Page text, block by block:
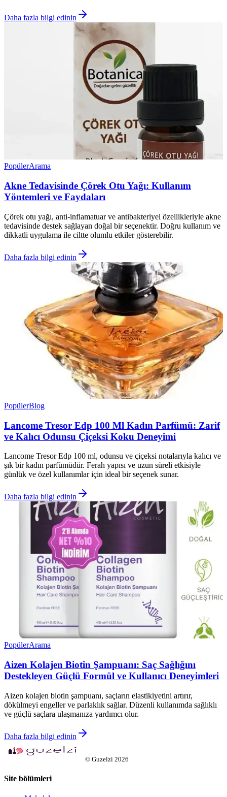
Daha fazla bilgi edinin
PopülerArama
Akne Tedavisinde Çörek Otu Yağı: Kullanım
Yöntemleri ve Faydaları
Çörek otu yağı, anti-inflamatuar ve antibakteriyel özellikleriyle akne
tedavisinde destek sağlayan doğal bir seçenektir. Doğru kullanım ve
dikkatli uygulama ile ciltte olumlu etkiler gösterebilir.
Daha fazla bilgi edinin
PopülerBlog
Lancome Tresor Edp 100 Ml Kadın Parfümü: Zarif
ve Kalıcı Odunsu Çiçeksi Koku Deneyimi
Lancome Tresor Edp 100 ml, odunsu ve çiçeksi notalarıyla kalıcı ve
şık bir kadın parfümüdür. Ferah yapısı ve uzun süreli etkisiyle
günlük ve özel kullanımlar için ideal bir seçenek sunar.
Daha fazla bilgi edinin
PopülerArama
Aizen Kolajen Biotin Şampuanı: Saç Sağlığını
Destekleyen Güçlü Formül ve Kullanıcı Deneyimleri
Aizen kolajen biotin şampuanı, saçların elastikiyetini artırır,
dökülmeyi engeller ve parlaklık sağlar. Düzenli kullanımda sağlıklı
ve güçlü saçlara ulaşmanıza yardımcı olur.
Daha fazla bilgi edinin
© Guzelzi 2026
Site bölümleri